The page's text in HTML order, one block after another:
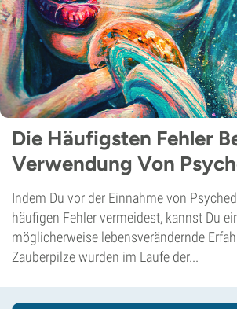
Die Häufigsten Fehler
Verwendung Von
Indem Du vor der Einnahme von
häufigen Fehler vermeidest, kannst Du
möglicherweise lebensverändernde
Zauberpilze wurden im Laufe der...